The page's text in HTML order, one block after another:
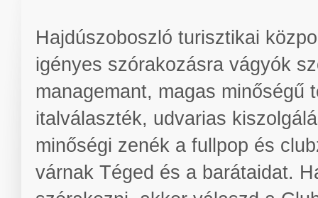
Hajdúszoboszló turisztikai
igényes szórakozásra vágyók
managemant, magas minőségű
italválaszték, udvarias
minőségi zenék a fullpop és
várnak Téged és a barátaidat.